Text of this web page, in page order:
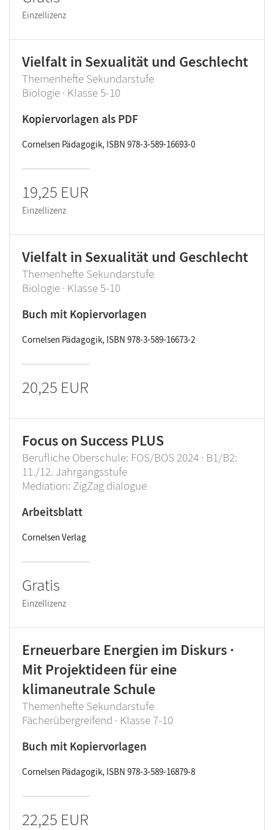
Einzellizenz
Vielfalt in Sexualität und Geschlecht
Themenhefte Sekundarstufe
Biologie · Klasse 5-10
Kopiervorlagen als PDF
Cornelsen Pädagogik, ISBN 978-3-589-16693-0
19,25 EUR
Einzellizenz
Vielfalt in Sexualität und Geschlecht
Themenhefte Sekundarstufe
Biologie · Klasse 5-10
Buch mit Kopiervorlagen
Cornelsen Pädagogik, ISBN 978-3-589-16673-2
20,25 EUR
Focus on Success PLUS
Berufliche Oberschule: FOS/BOS 2024 · B1/B2:
11./12. Jahrgangsstufe
Mediation: ZigZag dialogue
Arbeitsblatt
Cornelsen Verlag
Gratis
Einzellizenz
Erneuerbare Energien im Diskurs ·
Mit Projektideen für eine
klimaneutrale Schule
Themenhefte Sekundarstufe
Fächerübergreifend · Klasse 7-10
Buch mit Kopiervorlagen
Cornelsen Pädagogik, ISBN 978-3-589-16879-8
22,25 EUR